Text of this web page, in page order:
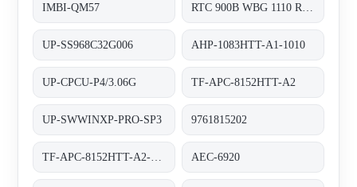
IMBI-QM57
UP-SS968C32G006 AHP-1083HTT-A1-1010
UP-CPCU-P4/3.06G TF-APC-8152HTT-A2
UP-SWWINXP-PRO-SP3 9761815202
AEC-6920